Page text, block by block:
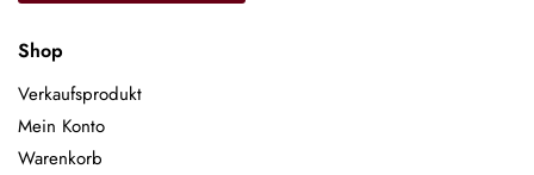
Shop
Verkaufsprodukt
Mein Konto
Warenkorb